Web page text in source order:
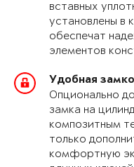
вставных
установлены в
обеспечат
элементов
Удобная
Опционально
замка на
композитным
только
комфортную